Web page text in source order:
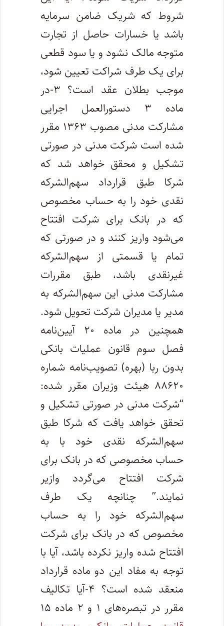
شروط که شریک ضامن سرمایه
باشد یا خسارات حاصل از تجارت
متوجه مالک نشود و یا سود قطعی
برای یک طرف شراکت تعیین شود،
موجب بطلان عقد است؟ ۳-در
ماده ۳ دستورالعمل اجرایی
مشارکت مدنی مصوب ۱۳۶۳ مقرر
شده است شرکت مدنی در صورتی
تشکیل و محقق خواهد شد که
شرکا طبق قرارداد سهم‌الشرکه
نقدی خود را به حساب مخصوص
که در بانک برای شرکت افتتاح
می‌شود واریز کنند و در صورتی که
تمام یا قسمتی از سهم‌الشرکه
غیرنقدی باشد، طبق مقررات
مشارکت مدنی این سهم‌الشرکه به
مدیر یا مدیران شرکت تحویل شود.
همچنین در ماده ۲۰ آیین‌نامه
فصل سوم قانون عملیات بانکی
بدون ربا (بهره) تصویب‌نامه شماره
۸۸۶۲۰ هیئت وزیران مقرر شده:
“شرکت مدنی در صورتی تشکیل و
تحقق خواهد یافت که شرکا طبق
سهم‌الشرکه نقدی خود با به
حساب مخصوصی که در بانک برای
شرکت افتتاح می‌گردد وازیر
نمایند.” چنانچه یک طرف
سهم‌الشرکه خود را به حساب
مخصوص که در بانک برای شرکت
افتتاح شده واریز نکرده باشد، آیا با
توجه به مفاد این دو ماده قرارداد
منعقد شده است؟ ۴-آیا تکالیف
مقرر در تبصره‌های ۱ و ۲ ماده ۱۵